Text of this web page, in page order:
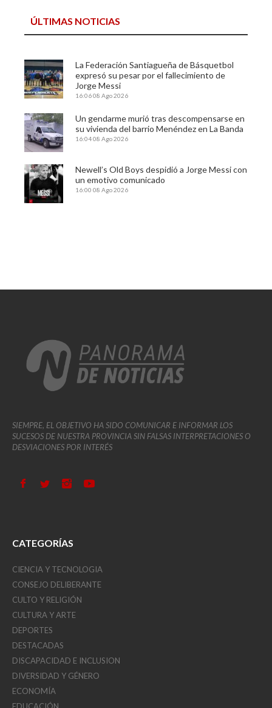
ÚLTIMAS NOTICIAS
La Federación Santiagueña de Básquetbol
expresó su pesar por el fallecimiento de
Jorge Messi
16:0608 Ago 2026
Un gendarme murió tras descompensarse en
su vivienda del barrio Menéndez en La Banda
16:0408 Ago 2026
Newell’s Old Boys despidió a Jorge Messi con
un emotivo comunicado
16:00 08 Ago 2026
SIEMPRE, EL OBJETIVO HA SIDO COMUNICAR E INFORMAR LOS
SUCESOS DE NUESTRA PROVINCIA SIN FALSAS INTERPRETACIONES O
DESVIACIONES POR INTERÉS
CATEGORÍAS
CIENCIA Y TECNOLOGIA
CONSEJO DELIBERANTE
CULTO Y RELIGIÓN
CULTURA Y ARTE
DEPORTES
DESTACADAS
DISCAPACIDAD E INCLUSION
DIVERSIDAD Y GÉNERO
ECONOMÍA
EDUCACIÓN